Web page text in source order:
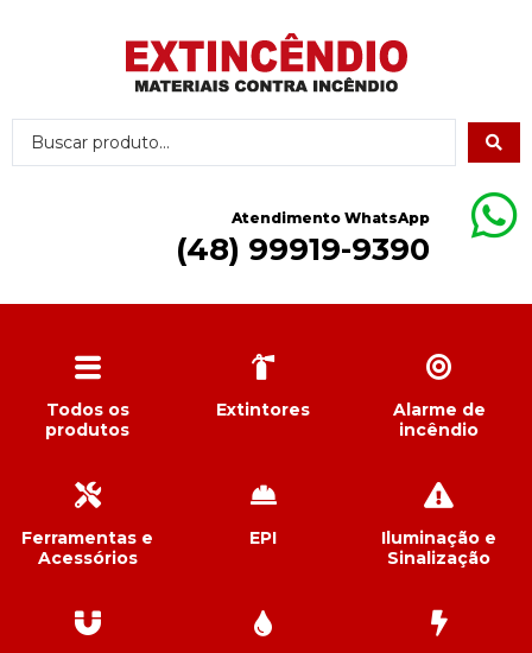
Atendimento WhatsApp
(48) 99919-9390
Todos os
produtos
Extintores
Alarme de
incêndio
Ferramentas e
Acessórios
EPI
Iluminação e
Sinalização